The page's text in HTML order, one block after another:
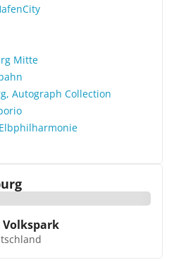
Mitte
Autograph Collection
Volkspark